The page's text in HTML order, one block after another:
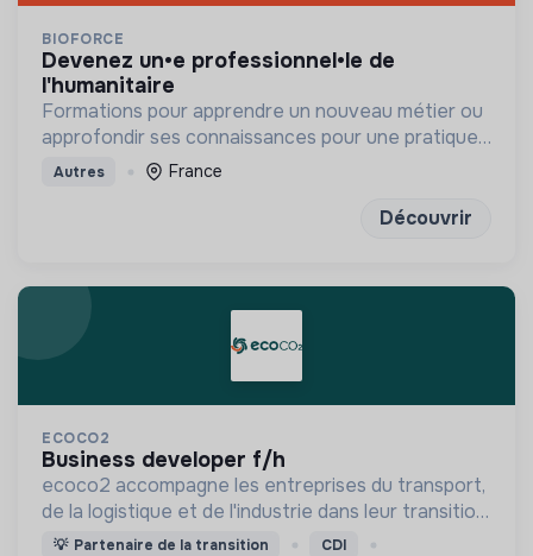
BIOFORCE
devenez un•e professionnel•le de
l'humanitaire
Formations pour apprendre un nouveau métier ou
approfondir ses connaissances pour une pratique
humanitaire professionnelle
Autres France
Découvrir
ECOCO2
business developer f/h
ecoco2 accompagne les entreprises du transport,
de la logistique et de l'industrie dans leur transition
vers un modèle décarboné.
💡 Partenaire de la transition CDI